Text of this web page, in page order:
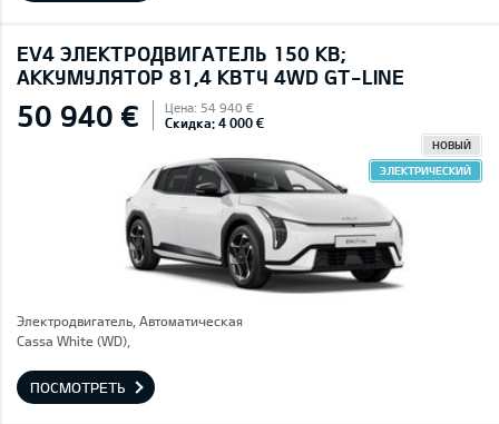
EV4 ЭЛЕКТРОДВИГАТЕЛЬ 150 КВ;
AККУМУЛЯТОР 81,4 КВТЧ 4WD GT-LINE
50 940 € Цена: 54 940 €
Скидка: 4 000 €
НОВЫЙ
ЭЛЕКТРИЧЕСКИЙ
Электродвигатель, Автоматическая
Cassa White (WD),
ПОСМОТРЕТЬ